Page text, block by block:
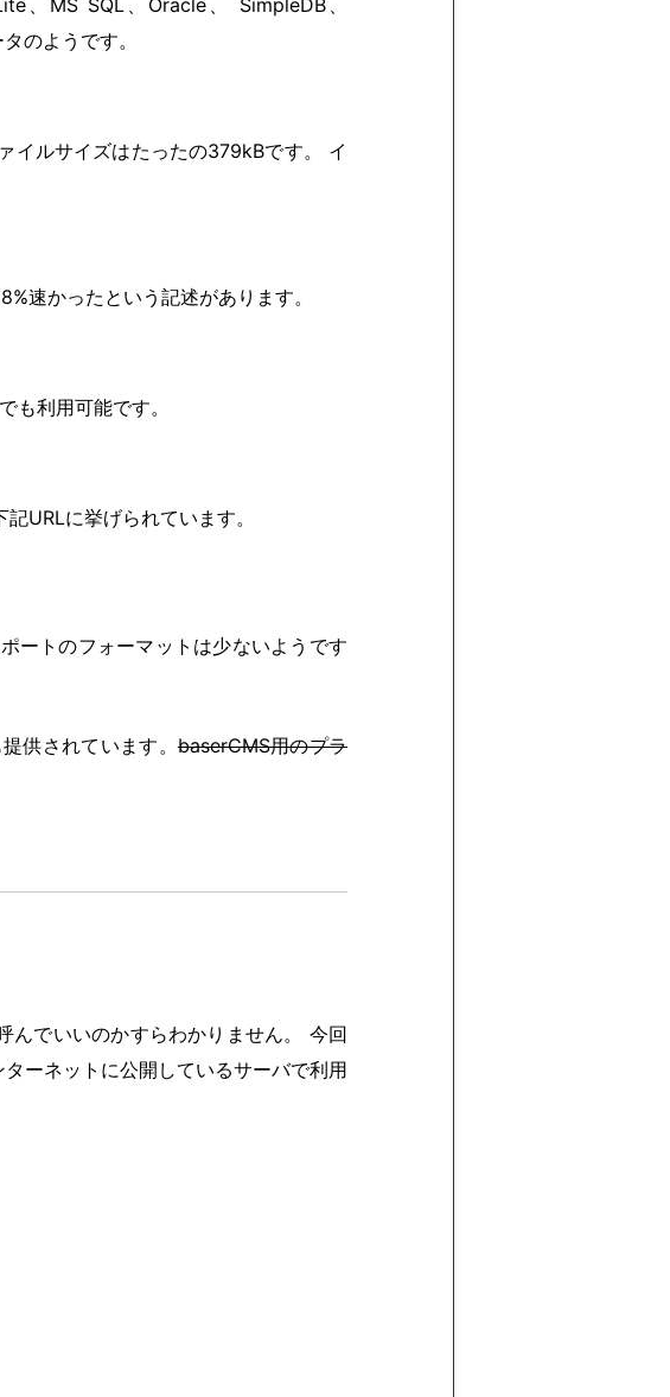
、MS SQL、Oracle、 SimpleDB、
のようです。
イルサイズはたったの379kBです。 イ
速かったという記述があります。
利用可能です。
URLに挙げられています。
ートのフォーマットは少ないようです
供されています。baserCMS用のプラ
んでいいのかすらわかりません。 今回
ーネットに公開しているサーバで利用